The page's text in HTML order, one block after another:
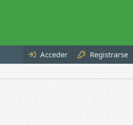
Acceder Registrarse